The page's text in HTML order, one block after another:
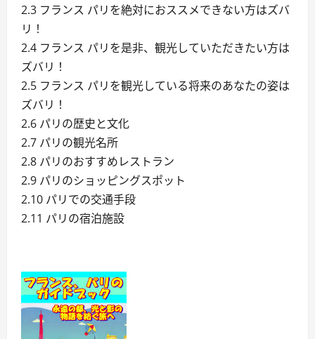
2.3 フランス パリを絶対におススメできない方はズバ
リ！
2.4 フランス パリを是非、観光していただきたい方は
ズバリ！
2.5 フランス パリを観光している将来のあなたの姿は
ズバリ！
2.6 パリの歴史と文化
2.7 パリの観光名所
2.8 パリのおすすめレストラン
2.9 パリのショッピングスポット
2.10 パリでの交通手段
2.11 パリの宿泊施設